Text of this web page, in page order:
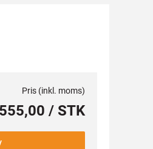
Pris (inkl. moms)
555,00 / STK